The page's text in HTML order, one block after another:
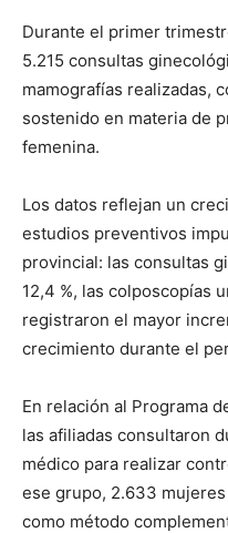
Durante el primer
5.215 consultas
mamografías realizadas,
sostenido en materia de
femenina.
Los datos reflejan un
estudios preventivos
provincial: las consultas
12,4 %, las colposcopías
registraron el mayor
crecimiento durante el
En relación al Programa
las afiliadas consultaron
médico para realizar
ese grupo, 2.633 mujeres
como método